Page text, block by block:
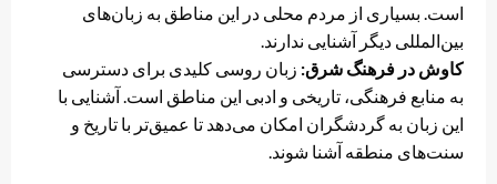
است. بسیاری از مردم محلی در این مناطق به زبان‌های
بین‌المللی دیگر آشنایی ندارند.
کاوش در فرهنگ شرق: زبان روسی کلیدی برای دسترسی
به منابع فرهنگی، تاریخی و ادبی این مناطق است. آشنایی با
این زبان به گردشگران امکان می‌دهد تا عمیق‌تر با تاریخ و
سنت‌های منطقه آشنا شوند.